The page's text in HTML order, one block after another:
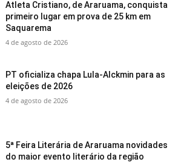
Atleta Cristiano, de Araruama, conquista
primeiro lugar em prova de 25 km em
Saquarema
4 de agosto de 2026
PT oficializa chapa Lula-Alckmin para as
eleições de 2026
4 de agosto de 2026
5ª Feira Literária de Araruama novidades
do maior evento literário da região